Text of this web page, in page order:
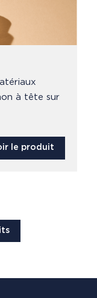
à tête sur
le produit